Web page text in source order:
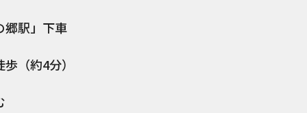
郷駅」下車
約4分）